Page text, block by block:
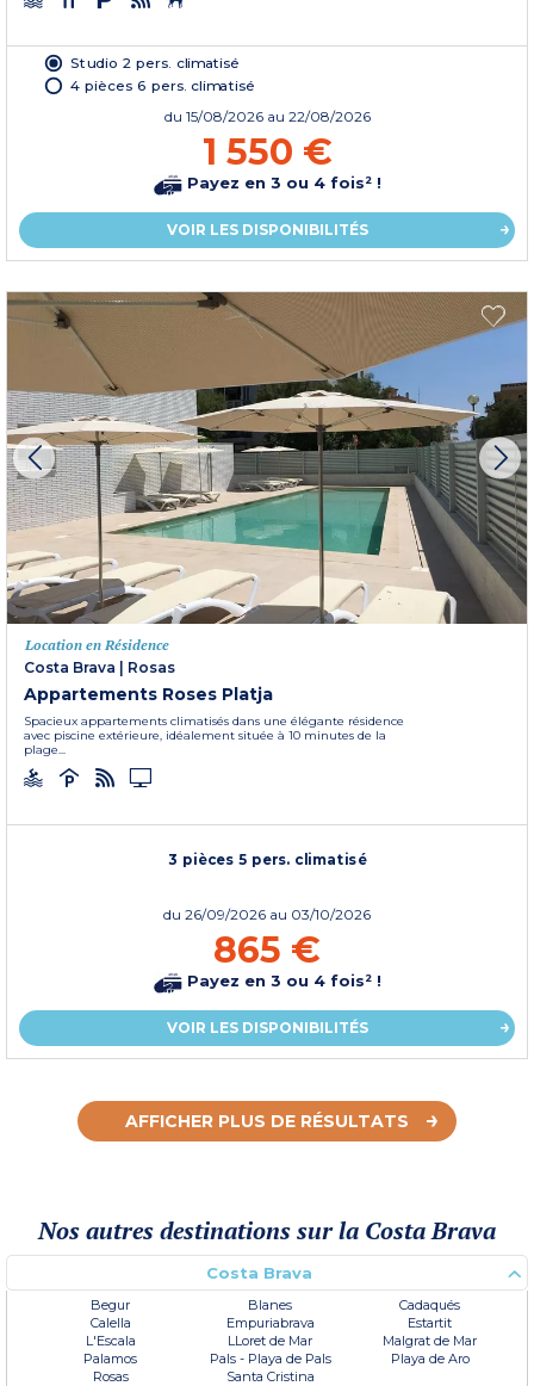
Studio 2 pers. climatisé
4 pièces 6 pers. climatisé
du 15/08/2026 au 22/08/2026
1 550 €
Payez en 3 ou 4 fois² !
VOIR LES DISPONIBILITÉS
Location en Résidence
Costa Brava | Rosas
Appartements Roses Platja
Spacieux appartements climatisés dans une élégante résidence
avec piscine extérieure, idéalement située à 10 minutes de la
plage...
3 pièces 5 pers. climatisé
du 26/09/2026 au 03/10/2026
865 €
Payez en 3 ou 4 fois² !
VOIR LES DISPONIBILITÉS
AFFICHER PLUS DE RÉSULTATS
Nos autres destinations sur la Costa Brava
Costa Brava
Begur Blanes
Cadaqués
Calella
Empuriabrava
Estartit
L'Escala
LLoret de Mar
Malgrat de Mar
Palamos
Pals - Playa de Pals
Playa de Aro
Rosas
Santa Cristina